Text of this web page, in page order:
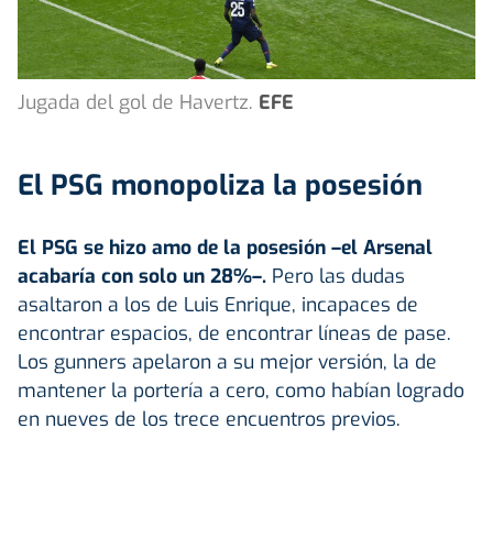
Jugada del gol de Havertz. EFE
El PSG monopoliza la posesión
El PSG se hizo amo de la posesión –el Arsenal
acabaría con solo un 28%–. Pero las dudas
asaltaron a los de Luis Enrique, incapaces de
encontrar espacios, de encontrar líneas de pase.
Los gunners apelaron a su mejor versión, la de
mantener la portería a cero, como habían logrado
en nueves de los trece encuentros previos.